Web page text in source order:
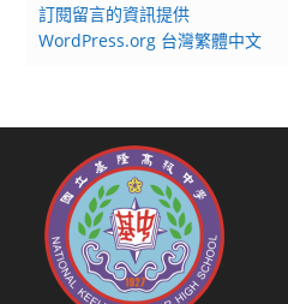
訂閱留言的資訊提供
WordPress.org 台灣繁體中文